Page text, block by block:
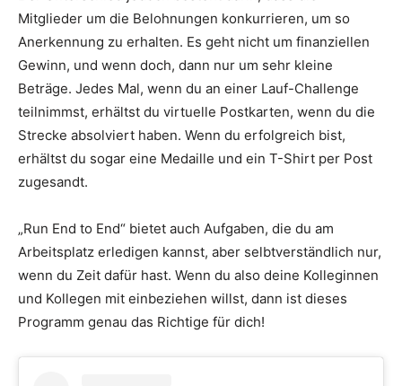
Mitglieder um die Belohnungen konkurrieren, um so
Anerkennung zu erhalten. Es geht nicht um finanziellen
Gewinn, und wenn doch, dann nur um sehr kleine
Beträge. Jedes Mal, wenn du an einer Lauf-Challenge
teilnimmst, erhältst du virtuelle Postkarten, wenn du die
Strecke absolviert haben. Wenn du erfolgreich bist,
erhältst du sogar eine Medaille und ein T-Shirt per Post
zugesandt.
„Run End to End“ bietet auch Aufgaben, die du am
Arbeitsplatz erledigen kannst, aber selbtverständlich nur,
wenn du Zeit dafür hast. Wenn du also deine Kolleginnen
und Kollegen mit einbeziehen willst, dann ist dieses
Programm genau das Richtige für dich!